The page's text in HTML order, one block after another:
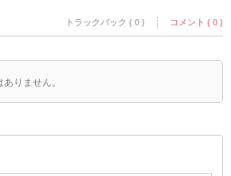
トラックバック ( 0 ) コメント ( 0 )
りません。